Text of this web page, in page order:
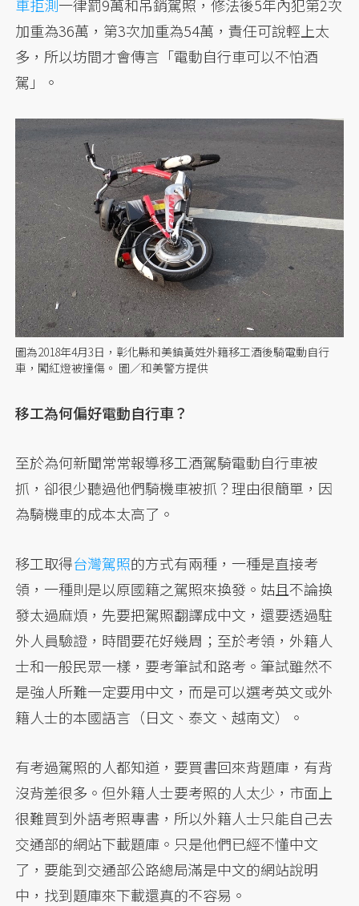
車拒測一律罰9萬和吊銷駕照，修法後5年內犯第2次
加重為36萬，第3次加重為54萬，責任可說輕上太
多，所以坊間才會傳言「電動自行車可以不怕酒
駕」。
圖為2018年4月3日，彰化縣和美鎮黃姓外籍移工酒後騎電動自行
車，闖紅燈被撞傷。 圖／和美警方提供
移工為何偏好電動自行車？
至於為何新聞常常報導移工酒駕騎電動自行車被
抓，卻很少聽過他們騎機車被抓？理由很簡單，因
為騎機車的成本太高了。
移工取得台灣駕照的方式有兩種，一種是直接考
領，一種則是以原國籍之駕照來換發。姑且不論換
發太過麻煩，先要把駕照翻譯成中文，還要透過駐
外人員驗證，時間要花好幾周；至於考領，外籍人
士和一般民眾一樣，要考筆試和路考。筆試雖然不
是強人所難一定要用中文，而是可以選考英文或外
籍人士的本國語言（日文、泰文、越南文）。
有考過駕照的人都知道，要買書回來背題庫，有背
沒背差很多。但外籍人士要考照的人太少，市面上
很難買到外語考照專書，所以外籍人士只能自己去
交通部的網站下載題庫。只是他們已經不懂中文
了，要能到交通部公路總局滿是中文的網站說明
中，找到題庫來下載還真的不容易。